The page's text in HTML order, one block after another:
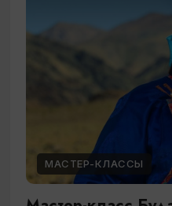
МАСТЕР-КЛАССЫ